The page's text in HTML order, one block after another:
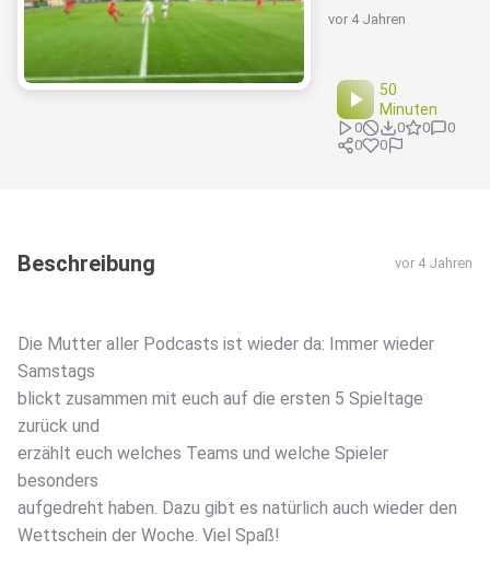
vor 4 Jahren
50
Minuten
0 0 0
0
0
0
Beschreibung vor 4 Jahren
Die Mutter aller Podcasts ist wieder da: Immer wieder
Samstags
blickt zusammen mit euch auf die ersten 5 Spieltage
zurück und
erzählt euch welches Teams und welche Spieler
besonders
aufgedreht haben. Dazu gibt es natürlich auch wieder den
Wettschein der Woche. Viel Spaß!